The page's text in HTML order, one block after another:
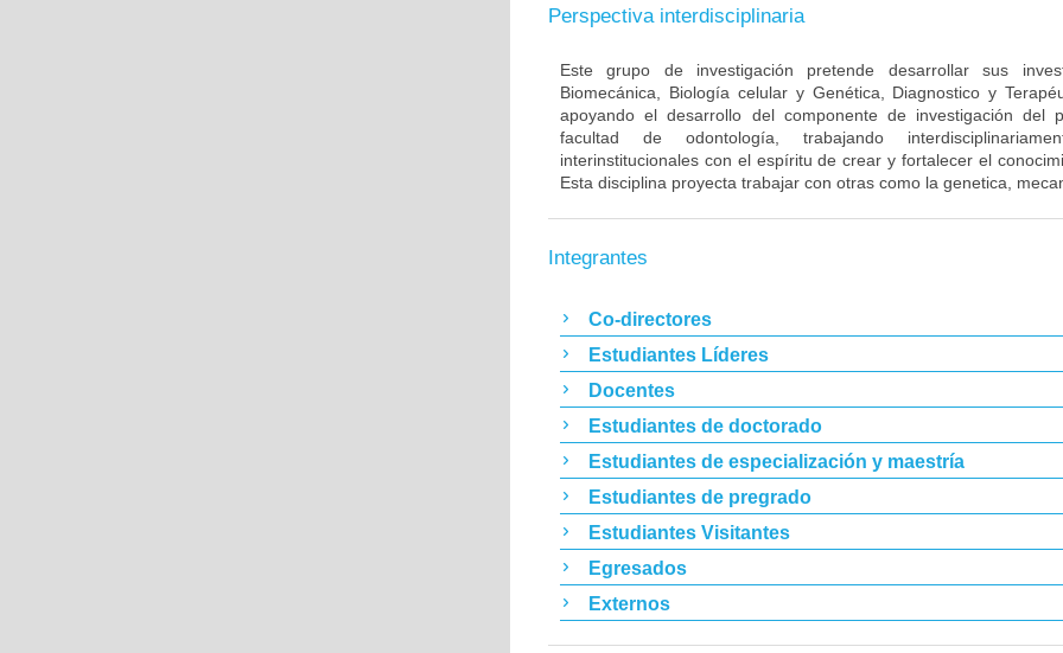
Perspectiva interdisciplinaria
Este grupo de investigación pretende desarrollar sus
Biomecánica, Biología celular y Genética, Diagnostico y
apoyando el desarrollo del componente de investigación del
facultad de odontología, trabajando
interinstitucionales con el espíritu de crear y fortalecer el
Esta disciplina proyecta trabajar con otras como la genetica,
Integrantes
Co-directores
Estudiantes Líderes
Docentes
Estudiantes de doctorado
Estudiantes de especialización y maestría
Estudiantes de pregrado
Estudiantes Visitantes
Egresados
Externos